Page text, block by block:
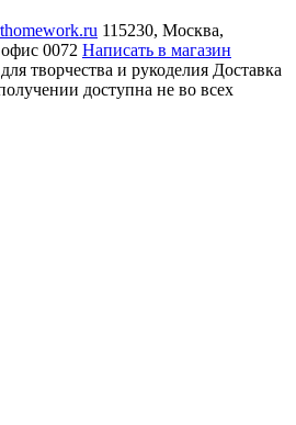
115230, Москва,
0072 Написать в магазин
творчества и рукоделия Доставка
доступна не во всех